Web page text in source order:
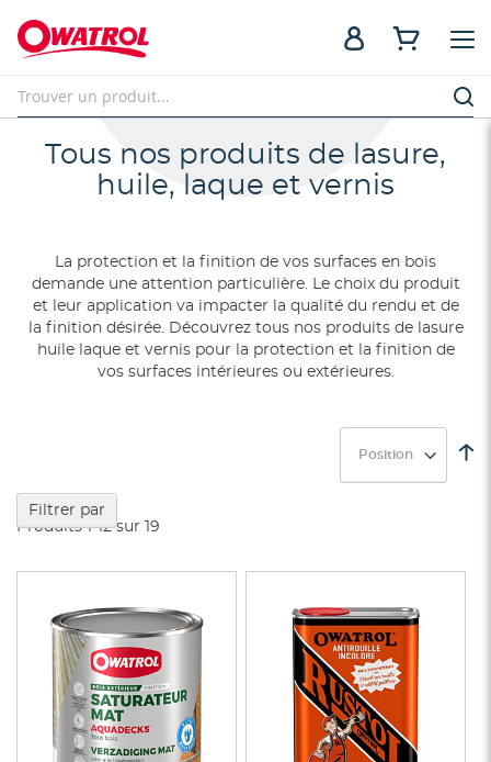
Tous nos produits de lasure,
huile, laque et vernis
La protection et la finition de vos surfaces en bois
demande une attention particulière. Le choix du produit
et leur application va impacter la qualité du rendu et de
la finition désirée. Découvrez tous nos produits de lasure
huile laque et vernis pour la protection et la finition de
vos surfaces intérieures ou extérieures.
Produits1-12sur 19
Filtrer par